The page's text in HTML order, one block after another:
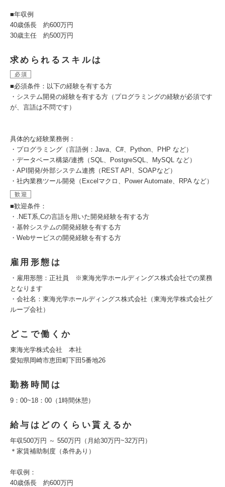
■年収例
40歳係長 約600万円
30歳主任 約500万円
求められるスキルは
必須
■必須条件：以下の経験を有する方
・システム開発の経験を有する方（プログラミングの経験が必須です
が、言語は不問です）
具体的な経験業務例：
・プログラミング（言語例：Java、C#、Python、PHP など）
・データベース構築/連携（SQL、PostgreSQL、MySQL など）
・API開発/外部システム連携（REST API、SOAPなど）
・社内業務ツール開発（Excelマクロ、Power Automate、RPA など）
歓迎
■歓迎条件：
・.NET系,Cの言語を用いた開発経験を有する方
・基幹システムの開発経験を有する方
・Webサービスの開発経験を有する方
雇用形態は
・雇用形態：正社員 ※東海光学ホールディングス株式会社での業務
となります
・会社名：東海光学ホールディングス株式会社（東海光学株式会社グ
ループ会社）
どこで働くか
東海光学株式会社 本社
愛知県岡崎市恵田町下田5番地26
勤務時間は
9：00~18：00（1時間休憩）
給与はどのくらい貰えるか
年収500万円 ～ 550万円（月給30万円~32万円）
＊家賃補助制度（条件あり）
年収例：
40歳係長 約600万円